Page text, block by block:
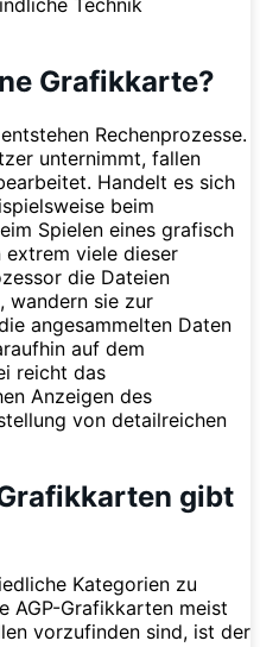
Technik
Grafikkarte?
Rechenprozesse.
unternimmt, fallen
Handelt es sich
beim
Spielen eines grafisch
extrem viele dieser
die Dateien
wandern sie zur
angesammelten Daten
auf dem
reicht das
Anzeigen des
von detailreichen
gibt
Kategorien zu
AGP-Grafikkarten meist
vorzufinden sind, ist der